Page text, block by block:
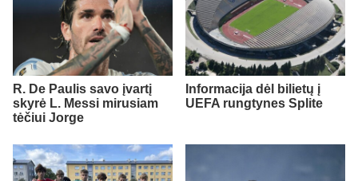
R. De Paulis savo įvartį
skyrė L. Messi mirusiam
tėčiui Jorge
Informacija dėl bilietų į
UEFA rungtynes Splite